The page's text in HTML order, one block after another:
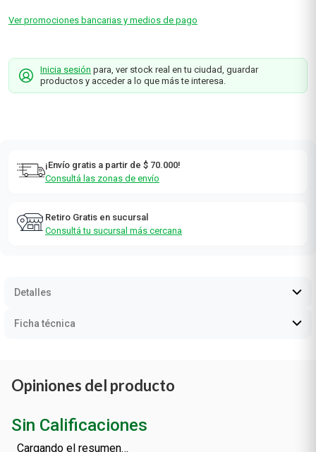
Ver promociones bancarias y medios de pago
Inicia sesión para, ver stock real en tu ciudad, guardar
productos y acceder a lo que más te interesa.
¡Envío gratis a partir de $ 70.000!
Consultá las zonas de envío
Retiro Gratis en sucursal
Consultá tu sucursal más cercana
Detalles
Ficha técnica
Opiniones del producto
Sin Calificaciones
Cargando el resumen…